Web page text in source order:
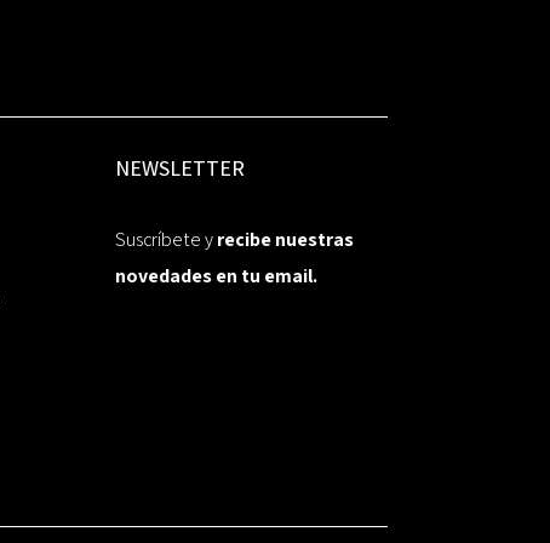
NEWSLETTER
Suscríbete yrecibe nuestras
novedades en tu email.